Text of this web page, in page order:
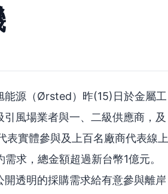
能源（Ørsted）昨(15)日於金屬工
風場業者與一、二級供應商，及
表實體參與及上百名廠商代表線上
求，總金額超過新台幣1億元。
透明的採購需求給有意參與離岸